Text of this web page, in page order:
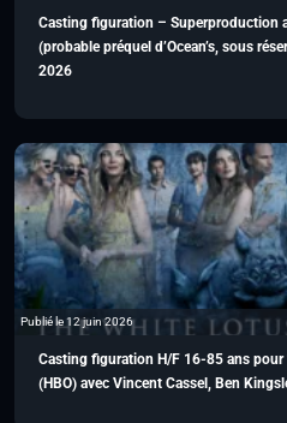
Casting figuration – Superproduction
(probable préquel d’Ocean’s, sous
2026
Publié le 12 juin 2026
Casting figuration H/F 16-85 ans pour
(HBO) avec Vincent Cassel, Ben